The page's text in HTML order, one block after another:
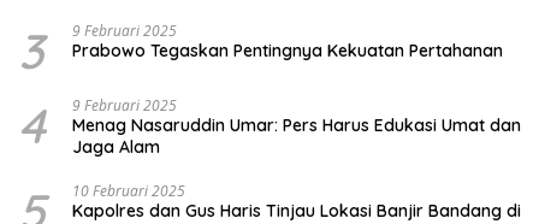
3 9 Februari 2025
Prabowo Tegaskan Pentingnya Kekuatan Pertahanan
4 9 Februari 2025
Menag Nasaruddin Umar: Pers Harus Edukasi Umat dan
Jaga Alam
5 10 Februari 2025
Kapolres dan Gus Haris Tinjau Lokasi Banjir Bandang di